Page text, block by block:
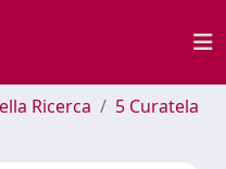
Ricerca
5 Curatela